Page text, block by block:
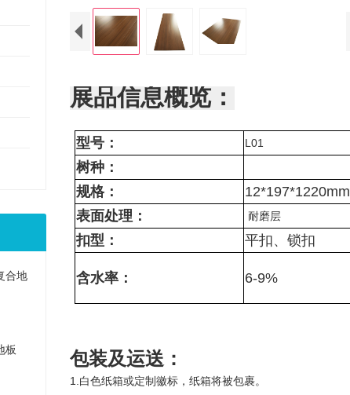
展品信息概览：
型号： L01
树种：
规格：
12*197*1220mm
表面处理：
耐磨层
扣型：
平扣、锁扣
含水率： 6-9%
包装及运送：
1.白色纸箱或定制徽标，纸箱将被包裹。
合地
板